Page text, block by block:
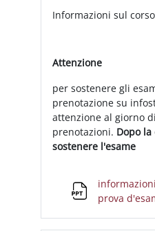
Informazioni sul
Attenzione
per sostenere gli
prenotazione su
attenzione al giorno
prenotazioni. Dopo
sostenere l'esame
prova